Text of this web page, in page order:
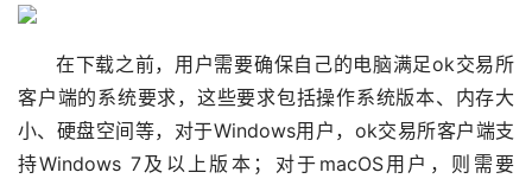
在下载之前，用户需要确保自己的电脑满足ok交易所
客户端的系统要求，这些要求包括操作系统版本、内存大
小、硬盘空间等，对于Windows用户，ok交易所客户端支
持Windows 7及以上版本；对于macOS用户，则需要